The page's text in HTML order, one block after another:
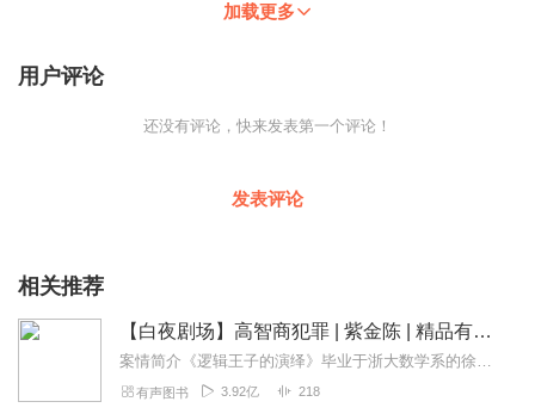
加载更多
用户评论
还没有评论，快来发表第一个评论！
发表评论
相关推荐
【白夜剧场】高智商犯罪 | 紫金陈 | 精品有声剧
案情简介《逻辑王子的演绎》毕业于浙大数学系的徐策在本科期间就有“逻辑王子”的美誉，他关于数理逻辑的论文多次上过刊物。其后拿到全额奖学金，赴美国加州大学获心理学博...
有声图书 3.92亿 218